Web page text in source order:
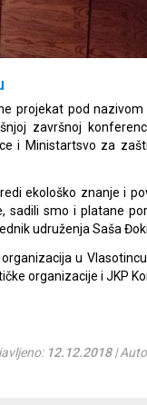
projekat pod nazivom
završnoj
i Ministartsvo za
ekološko znanje i
sadili smo i platane
udruženja Saša
u
organizacije i JKP
12.12.2018|